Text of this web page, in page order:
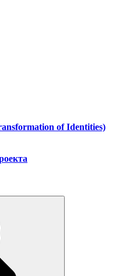
of Identities)